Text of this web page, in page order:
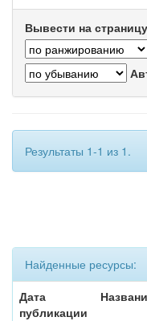
Вывести на страницу
Результаты 1-1 из 1.
Найденные ресурсы:
Дата
публикации